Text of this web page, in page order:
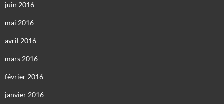
juin 2016
mai 2016
avril 2016
mars 2016
février 2016
janvier 2016